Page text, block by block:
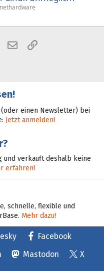
E-MailLink
einen Newsletter) bei
Jetzt anmelden!
und verkauft deshalb keine
erfahren!
schnelle, flexible und
Mehr dazu!
Facebook
Mastodon
X